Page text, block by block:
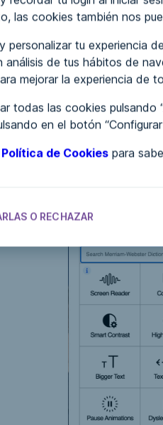
las cookies también nos
personalizar tu experiencia
análisis de tus hábitos de
mejorar la experiencia de
todas las cookies pulsando
en el botón
Política de Cookies para
O RECHAZAR
de accesibilidaden la
de las WCAG 1.0, se
antes de que las
la accesibilidad por estar
venían en forma de
Con el tiempo, los
en la página,
controles hacen cosas